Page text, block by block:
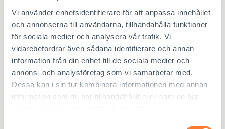
Vi använder enhetsidentifierare för att anpassa innehållet
och annonserna till användarna, tillhandahålla funktioner
för sociala medier och analysera vår trafik. Vi
vidarebefordrar även sådana identifierare och annan
information från din enhet till de sociala medier och
annons- och analysföretag som vi samarbetar med.
Dessa kan i sin tur kombinera informationen med annan
information som du har tillhandahållit eller som de har